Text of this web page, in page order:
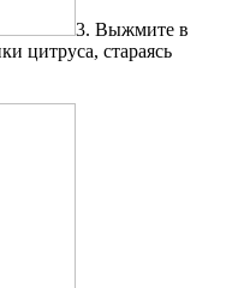
3. Выжмите в
цитруса, стараясь